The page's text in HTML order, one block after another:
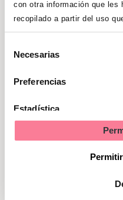
con otra información que les
recopilado a partir del uso
Necesarias
Preferencias
Estadística
Mascarillas
siguientes